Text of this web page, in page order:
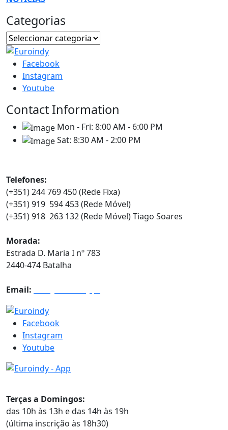
Categorias
Facebook
Instagram
Youtube
Contact Information
Mon - Fri: 8:00 AM - 6:00 PM
Sat: 8:30 AM - 2:00 PM
Telefones:
(+351) 244 769 450 (Rede Fixa)
(+351) 919 594 453 (Rede Móvel)
(+351) 918 263 132 (Rede Móvel) Tiago Soares
Morada:
Estrada D. Maria I nº 783
2440-474 Batalha
Email:
Facebook
Instagram
Youtube
Terças a Domingos:
das 10h às 13h e das 14h às 19h
(última inscrição às 18h30)